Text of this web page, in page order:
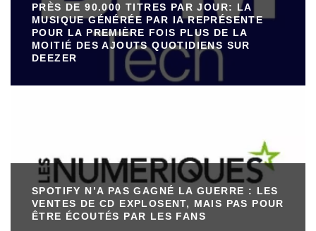
PRÈS DE 90.000 TITRES PAR JOUR: LA
MUSIQUE GÉNÉRÉE PAR IA REPRÉSENTE
POUR LA PREMIÈRE FOIS PLUS DE LA
MOITIÉ DES AJOUTS QUOTIDIENS SUR
DEEZER
SPOTIFY N’A PAS GAGNÉ LA GUERRE : LES
VENTES DE CD EXPLOSENT, MAIS PAS POUR
ÊTRE ÉCOUTÉS PAR LES FANS